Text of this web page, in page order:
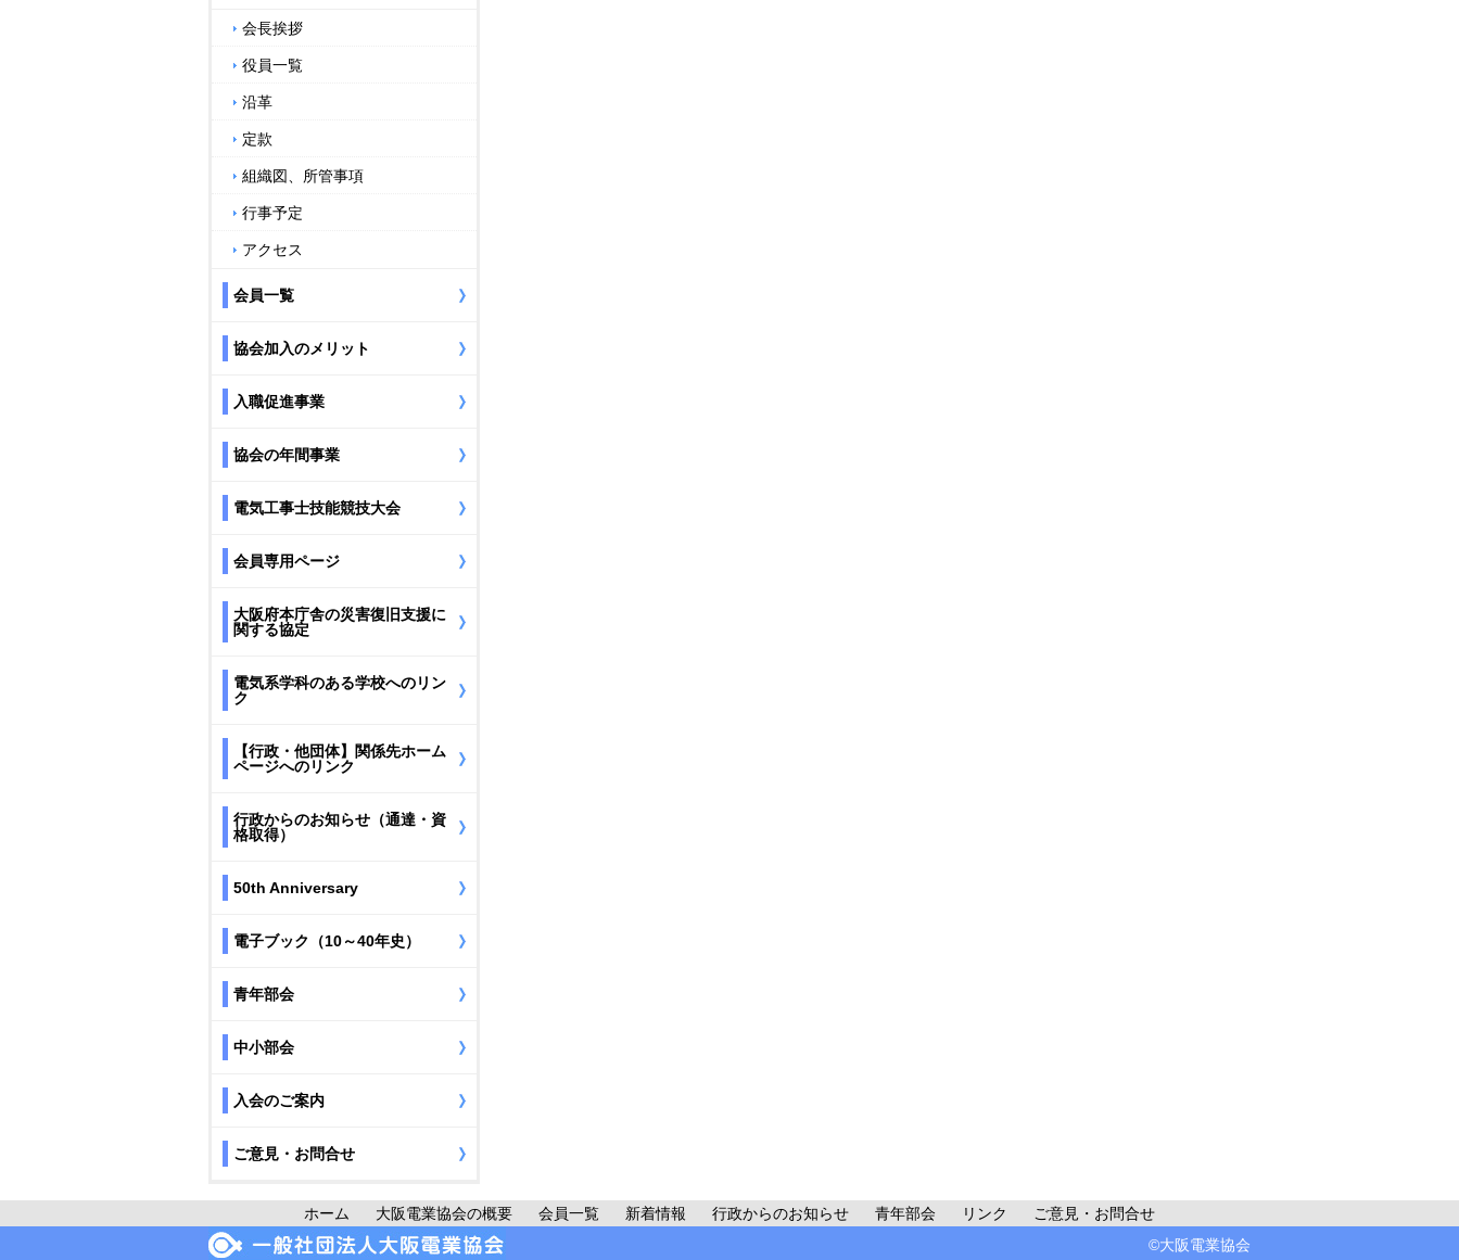
会長挨拶
役員一覧
沿革
定款
組織図、所管事項
行事予定
アクセス
会員一覧
協会加入のメリット
入職促進事業
協会の年間事業
電気工事士技能競技大会
会員専用ページ
大阪府本庁舎の災害復旧支援に
関する協定
電気系学科のある学校へのリン
ク
【行政・他団体】関係先ホーム
ページへのリンク
行政からのお知らせ（通達・資
格取得）
50th Anniversary
電子ブック（10～40年史）
青年部会
中小部会
入会のご案内
ご意見・お問合せ
ホーム 大阪電業協会の概要 会員一覧 新着情報 行政からのお知らせ 青年部会 リンク
ご意見・お問合せ
©大阪電業協会